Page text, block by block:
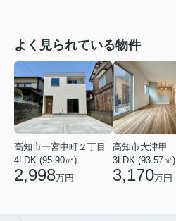
よく見られている物件
高知市一宮中町２丁目
4LDK (95.90㎡)
2,998万円
高知市大津甲
3LDK (93.57㎡)
3,170万円